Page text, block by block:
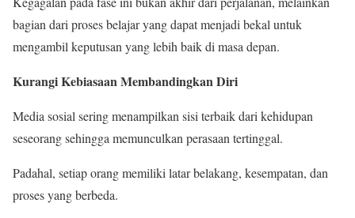
bagian dari proses belajar yang dapat menjadi bekal untuk
mengambil keputusan yang lebih baik di masa depan.
Kurangi Kebiasaan Membandingkan Diri
Media sosial sering menampilkan sisi terbaik dari kehidupan
seseorang sehingga memunculkan perasaan tertinggal.
Padahal, setiap orang memiliki latar belakang, kesempatan, dan
proses yang berbeda.